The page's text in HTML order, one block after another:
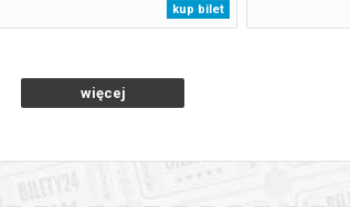
kup bilet
więcej